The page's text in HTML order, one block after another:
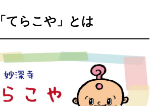
「てらこや」とは